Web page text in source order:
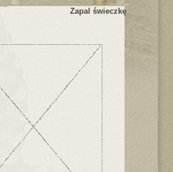
Zapal świeczkę